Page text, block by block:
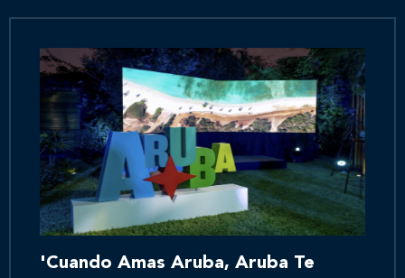
'Cuando Amas Aruba, Aruba Te